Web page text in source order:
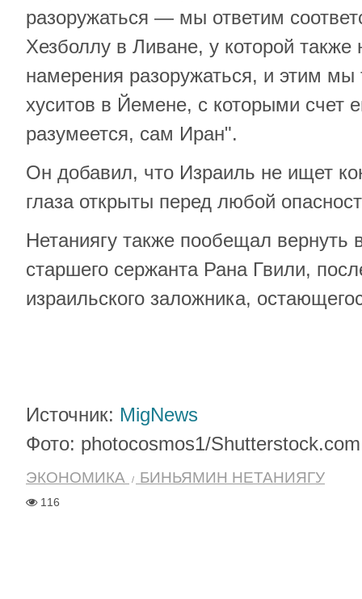
разоружаться — мы ответим
Хезболлу в Ливане, у которой также
намерения разоружаться, и этим
хуситов в Йемене, с которыми счет
разумеется, сам Иран".
Он добавил, что Израиль не ищет
глаза открыты перед любой
Нетаниягу также пообещал вернуть
старшего сержанта Рана Гвили,
израильского заложника,
Источник: MigNews
Фото: photocosmos1/Shutterstock.com
ЭКОНОМИКА БИНЬЯМИН НЕТАНИЯГУ
116